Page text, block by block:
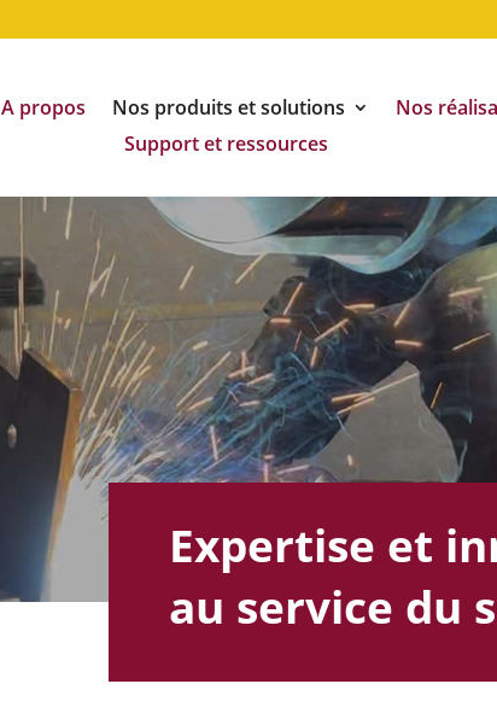
A propos Nos produits et solutions
Nos
Support et ressources
Expertise et
au service du